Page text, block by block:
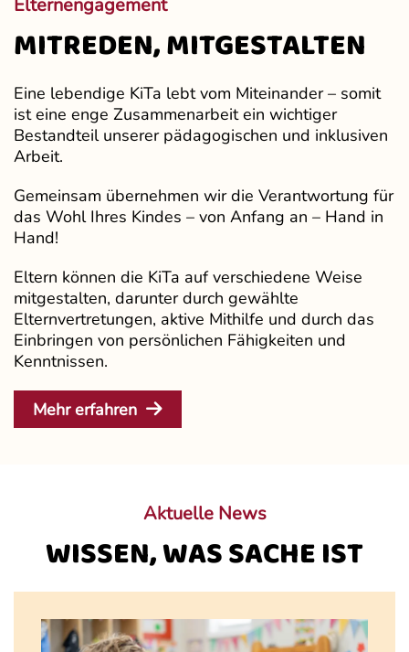
Elternengagement
MITREDEN, MITGESTALTEN
Eine lebendige KiTa lebt vom Miteinander – somit
ist eine enge Zusammenarbeit ein wichtiger
Bestandteil unserer pädagogischen und inklusiven
Arbeit.
Gemeinsam übernehmen wir die Verantwortung für
das Wohl Ihres Kindes – von Anfang an – Hand in
Hand!
Eltern können die KiTa auf verschiedene Weise
mitgestalten, darunter durch gewählte
Elternvertretungen, aktive Mithilfe und durch das
Einbringen von persönlichen Fähigkeiten und
Kenntnissen.
Mehr erfahren
Aktuelle News
WISSEN, WAS SACHE IST